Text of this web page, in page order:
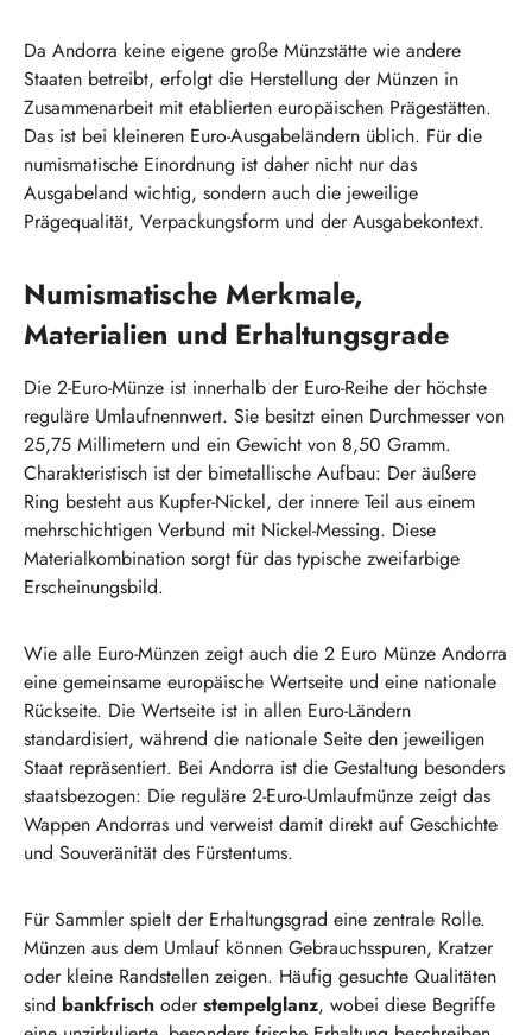
Da Andorra keine eigene große Münzstätte wie andere
Staaten betreibt, erfolgt die Herstellung der Münzen in
Zusammenarbeit mit etablierten europäischen Prägestätten.
Das ist bei kleineren Euro-Ausgabeländern üblich. Für die
numismatische Einordnung ist daher nicht nur das
Ausgabeland wichtig, sondern auch die jeweilige
Prägequalität, Verpackungsform und der Ausgabekontext.
Numismatische Merkmale,
Materialien und Erhaltungsgrade
Die 2-Euro-Münze ist innerhalb der Euro-Reihe der höchste
reguläre Umlaufnennwert. Sie besitzt einen Durchmesser von
25,75 Millimetern und ein Gewicht von 8,50 Gramm.
Charakteristisch ist der bimetallische Aufbau: Der äußere
Ring besteht aus Kupfer-Nickel, der innere Teil aus einem
mehrschichtigen Verbund mit Nickel-Messing. Diese
Materialkombination sorgt für das typische zweifarbige
Erscheinungsbild.
Wie alle Euro-Münzen zeigt auch die 2 Euro Münze Andorra
eine gemeinsame europäische Wertseite und eine nationale
Rückseite. Die Wertseite ist in allen Euro-Ländern
standardisiert, während die nationale Seite den jeweiligen
Staat repräsentiert. Bei Andorra ist die Gestaltung besonders
staatsbezogen: Die reguläre 2-Euro-Umlaufmünze zeigt das
Wappen Andorras und verweist damit direkt auf Geschichte
und Souveränität des Fürstentums.
Für Sammler spielt der Erhaltungsgrad eine zentrale Rolle.
Münzen aus dem Umlauf können Gebrauchsspuren, Kratzer
oder kleine Randstellen zeigen. Häufig gesuchte Qualitäten
sind bankfrisch oderstempelglanz, wobei diese Begriffe